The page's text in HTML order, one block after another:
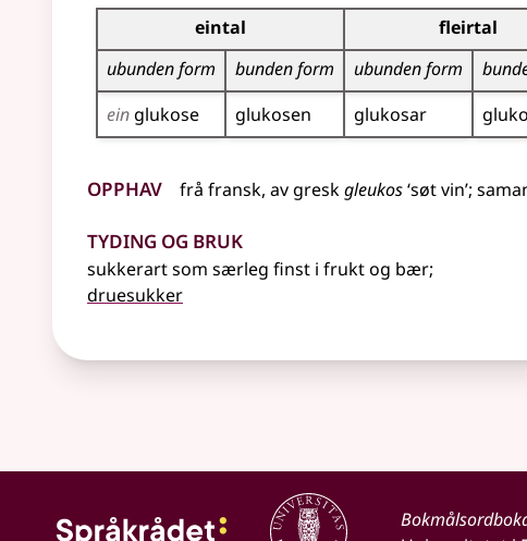
Bøyningstabell for dette substantivet
eintal
fleirtal
ubunden form
bunden form ubunden form
ein glukose glukosen glukosar
Opphav frå fransk, av greskgleukos‘søt vin’;
Tyding og bruk
sukkerart som særleg finst i frukt og bær;
druesukker